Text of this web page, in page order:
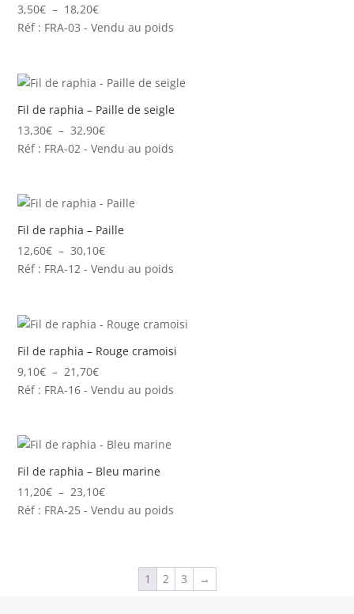
3,50€ – 18,20€Plage
de
à
Réf : FRA-03 - Vendu au poids
Fil de raphia – Paille de seigle
13,30€ – 32,90€Plage
de
à
Réf : FRA-02 - Vendu au poids
Fil de raphia – Paille
12,60€ – 30,10€Plage
de
à
Réf : FRA-12 - Vendu au poids
Fil de raphia – Rouge cramoisi
9,10€ – 21,70€Plage
de
à
Réf : FRA-16 - Vendu au poids
Fil de raphia – Bleu marine
11,20€ – 23,10€Plage
de
Réf : FRA-25 - Vendu au poids
1 2 3 →